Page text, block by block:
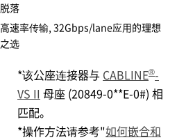
脱落
高速率传输, 32Gbps/lane应用的理想
之选
*该公座连接器与 CABLINE®-
VS II 母座 (20849-0**E-0#) 相
匹配。
*操作方法请参考"如何嵌合和